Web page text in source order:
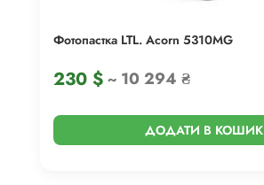
Фотопастка LTL. Acorn 5310MG
230 $~ 10 294 ₴
ДОДАТИ В КОШИК